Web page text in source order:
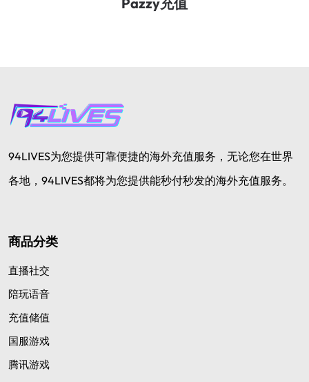
94LIVES为您提供可靠便捷的海外充值服务，无论您在世界
各地，94LIVES都将为您提供能秒付秒发的海外充值服务。
商品分类
直播社交
陪玩语音
充值储值
国服游戏
腾讯游戏